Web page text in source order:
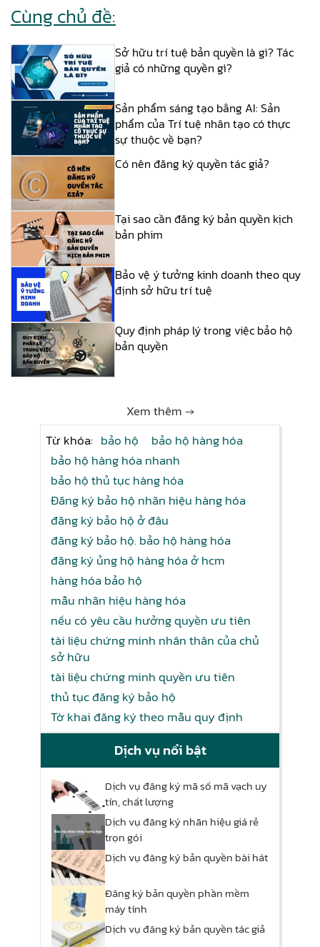
Cùng chủ đề:
Sở hữu trí tuệ bản quyền là gì? Tác
giả có những quyền gì?
Sản phẩm sáng tạo bằng AI: Sản
phẩm của Trí tuệ nhân tạo có thực
sự thuộc về bạn?
Có nên đăng ký quyền tác giả?
Tại sao cần đăng ký bản quyền kịch
bản phim
Bảo vệ ý tưởng kinh doanh theo quy
định sở hữu trí tuệ
Quy định pháp lý trong việc bảo hộ
bản quyền
Xem thêm →
Từ khóa: bảo hộ
bảo hộ hàng hóa
bảo hộ hàng hóa nhanh
bảo hộ thủ tục hàng hóa
Đăng ký bảo hộ nhãn hiệu hàng hóa
đăng ký bảo hộ ở đâu
đăng ký bảo hộ. bảo hộ hàng hóa
đăng ký ủng hộ hàng hóa ở hcm
hàng hóa bảo hộ
mẫu nhãn hiệu hàng hóa
nếu có yêu cầu hưởng quyền ưu tiên
tài liệu chứng minh nhân thân của chủ
sở hữu
tài liệu chứng minh quyền ưu tiên
thủ tục đăng ký bảo hộ
Tờ khai đăng ký theo mẫu quy định
Dịch vụ nổi bật
Dịch vụ đăng ký mã số mã vạch uy
tín, chất lượng
Dịch vụ đăng ký nhãn hiệu giá rẻ
trọn gói
Dịch vụ đăng ký bản quyền bài hát
Đăng ký bản quyền phần mềm
máy tính
Dịch vụ đăng ký bản quyền tác giả